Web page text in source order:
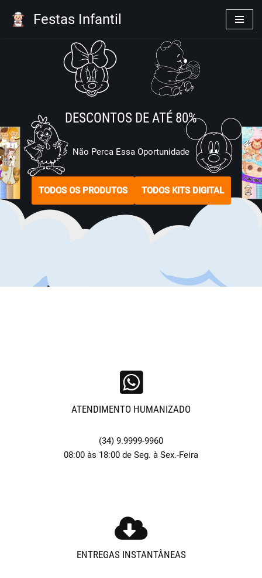
Festas Infantil
DESCONTOS DE ATÉ 80%
Não Perca Essa Oportunidade
TODOS OS PRODUTOS TODOS KITS DIGITAL
ATENDIMENTO HUMANIZADO
(34) 9.9999-9960
08:00 às 18:00 de Seg. à Sex.-Feira
ENTREGAS INSTANTÂNEAS